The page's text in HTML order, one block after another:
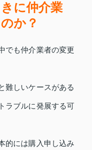
に仲介業
か？
でも仲介業者の変更
難しいケースがある
ラブルに発展する可
的には購入申し込み